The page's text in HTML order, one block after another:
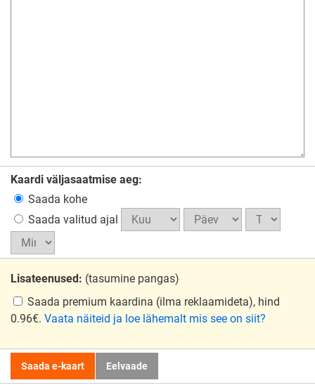
Kaardi väljasaatmise aeg:
Saada kohe
Saada valitud ajal
Lisateenused: (tasumine pangas)
Saada premium kaardina (ilma reklaamideta), hind
0.96€. Vaata näiteid ja loe lähemalt mis see on siit?
Saada e-kaart Eelvaade